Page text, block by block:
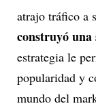
atrajo tráfico a
construyó
estrategia le
popularidad y
mundo del